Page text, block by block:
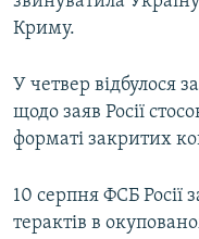
Криму.
У четвер відбулося
щодо заяв Росії
форматі закритих
10 серпня ФСБ Росії
терактів в